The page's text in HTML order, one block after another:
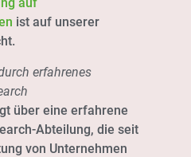
ist auf unserer
erfahrenes
über eine erfahrene
Abteilung, die seit
von Unternehmen